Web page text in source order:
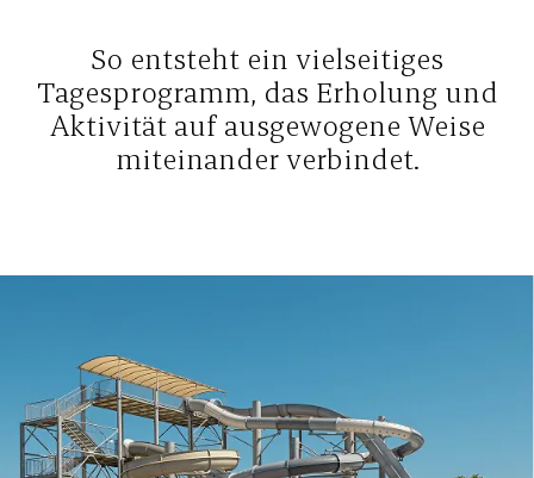
So entsteht ein vielseitiges
Tagesprogramm, das Erholung und
Aktivität auf ausgewogene Weise
miteinander verbindet.